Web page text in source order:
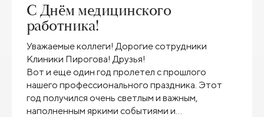
С Днём медицинского
работника!
Уважаемые коллеги! Дорогие сотрудники
Клиники Пирогова! Друзья!
Вот и еще один год пролетел с прошлого
нашего профессионального праздника. Этот
год получился очень светлым и важным,
наполненным яркими событиями и